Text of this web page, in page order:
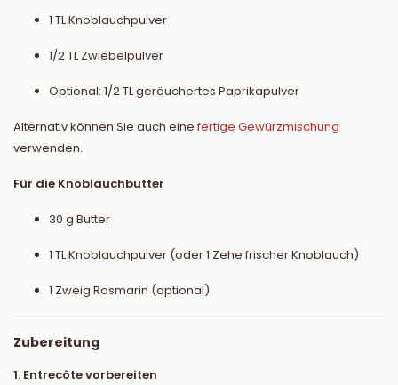
1 TL Knoblauchpulver
1/2 TL Zwiebelpulver
Optional: 1/2 TL geräuchertes Paprikapulver
Alternativ können Sie auch einefertige Gewürzmischung
verwenden.
Für die Knoblauchbutter
30 g Butter
1 TL Knoblauchpulver (oder 1 Zehe frischer Knoblauch)
1 Zweig Rosmarin (optional)
Zubereitung
1. Entrecôte vorbereiten